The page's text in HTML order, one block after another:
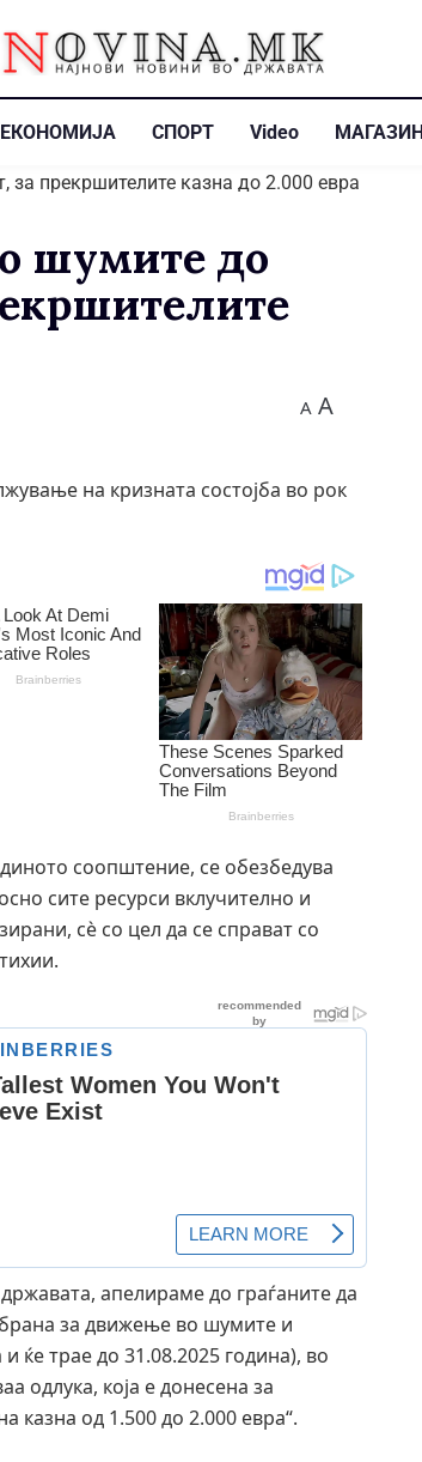
ЕКОНОМИЈА СПОРТ Video МАГАЗИН
шумите до
A A
на кризната состојба во рок
соопштение, се обезбедува
сите ресурси вклучително и
сè со цел да се справат со
апелираме до граѓаните да
за движење во шумите и
ќе трае до 31.08.2025 година), во
одлука, која е донесена за
казна од 1.500 до 2.000 евра“.